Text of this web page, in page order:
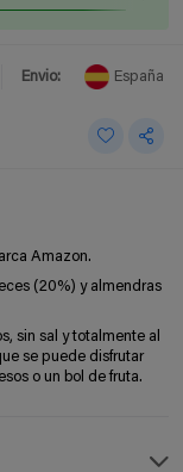
Envio: España
Amazon.
(20%) y almendras
sin sal y totalmente al
se puede disfrutar
o un bol de fruta.